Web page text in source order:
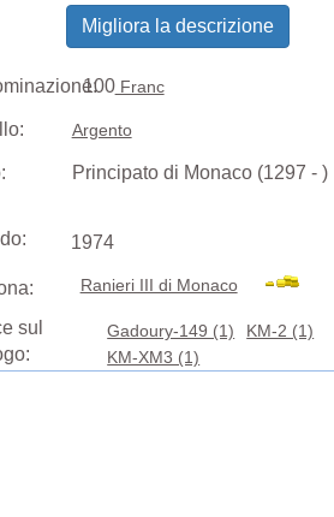
Migliora la descrizione
100Franc
Argento
Principato di Monaco (1297 - )
1974
Ranieri III di Monaco
sul
Gadoury-149 (1)
KM-2 (1)
KM-XM3 (1)